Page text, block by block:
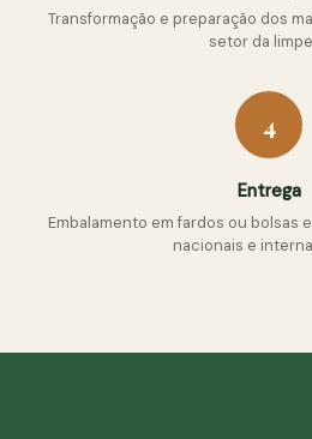
Transformação e preparação dos
setor da
4
Entrega
Embalamento em fardos ou bolsas
nacionais e